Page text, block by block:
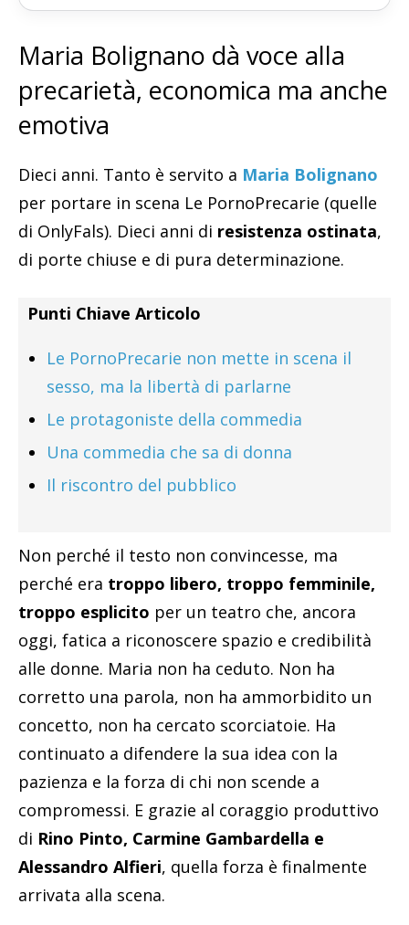
Maria Bolignano dà voce alla
precarietà, economica ma anche
emotiva
Dieci anni. Tanto è servito a Maria Bolignano
per portare in scena Le PornoPrecarie (quelle
di OnlyFals). Dieci anni di resistenza ostinata,
di porte chiuse e di pura determinazione.
Punti Chiave Articolo
Le PornoPrecarie non mette in scena il
sesso, ma la libertà di parlarne
Le protagoniste della commedia
Una commedia che sa di donna
Il riscontro del pubblico
Non perché il testo non convincesse, ma
perché era troppo libero, troppo femminile,
troppo esplicito per un teatro che, ancora
oggi, fatica a riconoscere spazio e credibilità
alle donne. Maria non ha ceduto. Non ha
corretto una parola, non ha ammorbidito un
concetto, non ha cercato scorciatoie. Ha
continuato a difendere la sua idea con la
pazienza e la forza di chi non scende a
compromessi. E grazie al coraggio produttivo
di Rino Pinto, Carmine Gambardella e
Alessandro Alfieri, quella forza è finalmente
arrivata alla scena.